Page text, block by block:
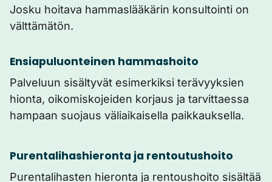
Josku hoitava hammaslääkärin konsultointi on
välttämätön.
Ensiapuluonteinen hammashoito
Palveluun sisältyvät esimerkiksi terävyyksien
hionta, oikomiskojeiden korjaus ja tarvittaessa
hampaan suojaus väliaikaisella paikkauksella.
Purentalihashieronta ja rentoutushoito
Purentalihasten hieronta ja rentoushoito sisältää